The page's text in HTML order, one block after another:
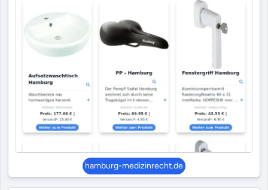
hamburg-medizinrecht.de